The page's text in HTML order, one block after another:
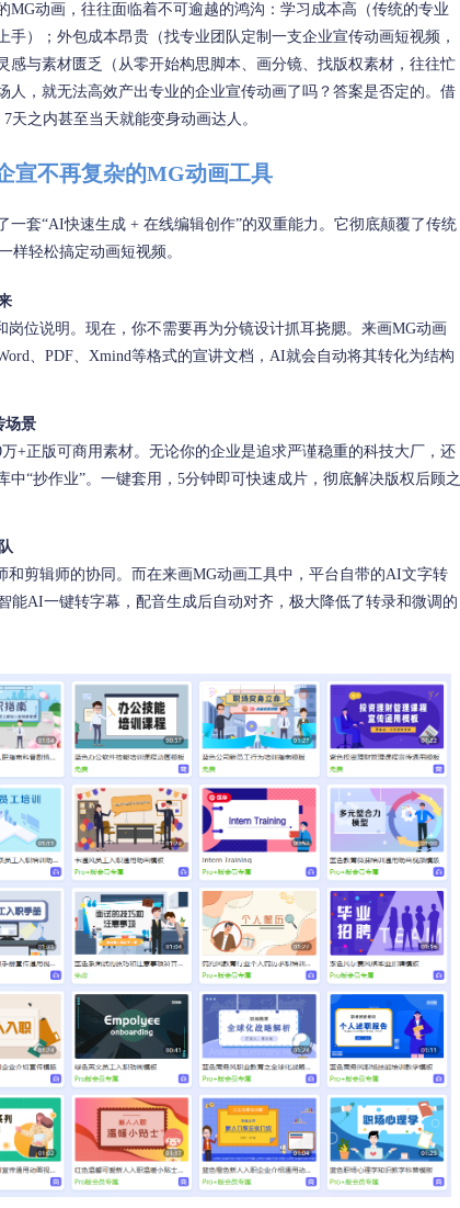
动画，往往面临着不可逾越的鸿沟：学习成本高（传统的专业
）；外包成本昂贵（找专业团队定制一支企业宣传动画短视频，
感与素材匮乏（从零开始构思脚本、画分镜、找版权素材，往往忙
人，就无法高效产出专业的企业宣传动画了吗？答案是否定的。借
之内甚至当天就能变身动画达人。
宣不再复杂的MG动画工具
一套“AI快速生成 + 在线编辑创作”的双重能力。它彻底颠覆了传统
样轻松搞定动画短视频。
位说明。现在，你不需要再为分镜设计抓耳挠腮。来画MG动画
、PDF、Xmind等格式的宣讲文档，AI就会自动将其转化为结构
场景
+正版可商用素材。无论你的企业是追求严谨稳重的科技大厂，还
“抄作业”。一键套用，5分钟即可快速成片，彻底解决版权后顾之
剪辑师的协同。而在来画MG动画工具中，平台自带的AI文字转
能AI一键转字幕，配音生成后自动对齐，极大降低了转录和微调的